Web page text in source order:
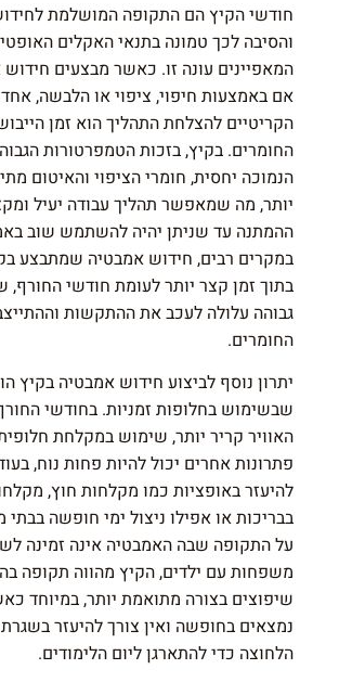
חודשי הקיץ הם התקופה המושלמת
והסיבה לכך טמונה בתנאי האקלים
המאפיינים עונה זו. כאשר מבצעים חידוש
אם באמצעות חיפוי, ציפוי או הלבשה,
הקריטיים להצלחת התהליך הוא זמן
החומרים. בקיץ, בזכות הטמפרטורות
הנמוכה יחסית, חומרי הציפוי והאיטום
יותר, מה שמאפשר תהליך עבודה יעיל
ההמתנה עד שניתן יהיה להשתמש שוב
במקרים רבים, חידוש אמבטיה שמתבצע
בתוך זמן קצר יותר לעומת חודשי החורף,
גבוהה עלולה לעכב את ההתקשות
החומרים.
יתרון נוסף לביצוע חידוש אמבטיה בקיץ
שבשימוש בחלופות זמניות. בחודשי
האוויר קריר יותר, שימוש במקלחת
פתרונות אחרים יכול להיות פחות נוח,
להיעזר באופציות כמו מקלחות חוץ,
בבריכות או אפילו ניצול ימי חופשה
על התקופה שבה האמבטיה אינה זמינה
משפחות עם ילדים, הקיץ מהווה תקופה בה
שיפוצים בצורה מתואמת יותר, במיוחד
נמצאים בחופשה ואין צורך להיעזר
הלחוצה כדי להתארגן ליום הלימודים.